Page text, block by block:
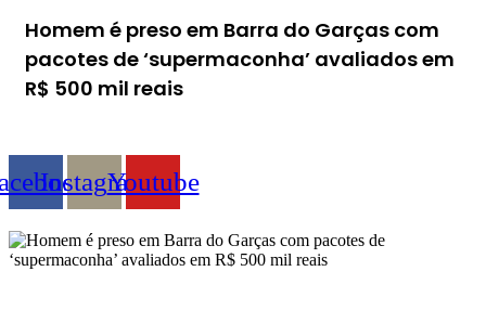
Homem é preso em Barra do Garças com
pacotes de ‘supermaconha’ avaliados em
R$ 500 mil reais
InstagramYoutube